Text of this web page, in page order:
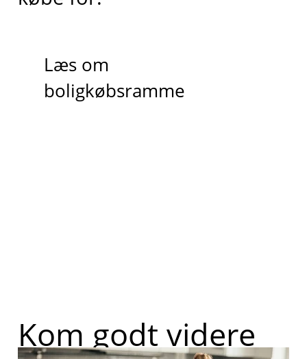
Læs om
boligkøbsramme
Kom godt videre